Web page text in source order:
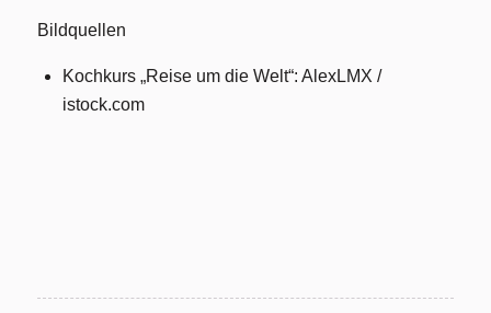
Bildquellen
Kochkurs „Reise um die Welt“: AlexLMX /
istock.com